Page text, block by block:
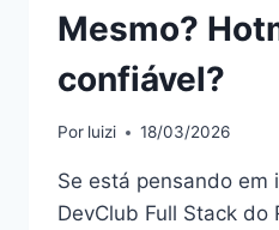
Mesmo?
confiável?
Por luizi 18/03/2026
Se está pensando em
DevClub Full Stack do